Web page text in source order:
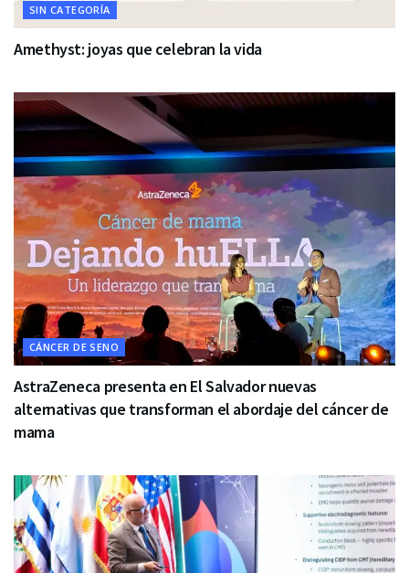
SIN CATEGORÍA
Amethyst: joyas que celebran la vida
CÁNCER DE SENO
AstraZeneca presenta en El Salvador nuevas
alternativas que transforman el abordaje del cáncer de
mama